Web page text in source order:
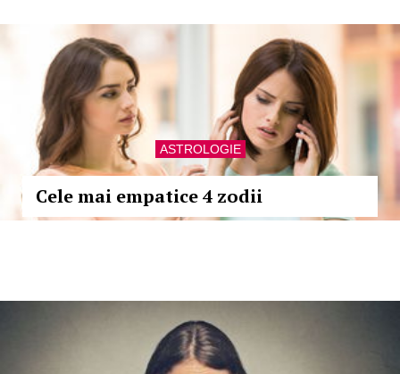
ASTROLOGIE
Cele mai empatice 4 zodii